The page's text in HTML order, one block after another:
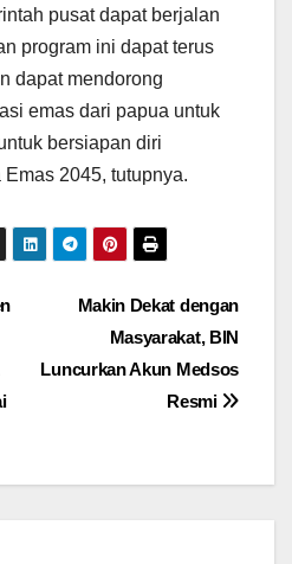
pusat dapat berjalan
program ini dapat terus
dapat mendorong
emas dari papua untuk
bersiapan diri
2045, tutupnya.
Makin Dekat dengan
Masyarakat, BIN
Luncurkan Akun Medsos
Resmi